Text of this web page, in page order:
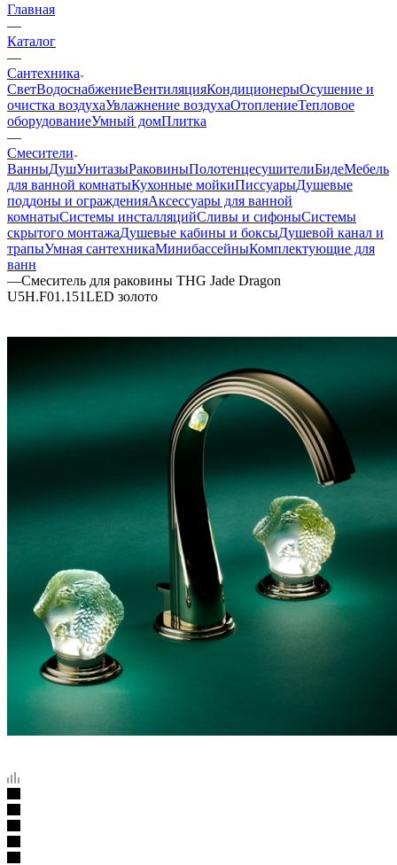
Главная
—
Каталог
—
Сантехника
СветВодоснабжениеВентиляцияКондиционерыОсушение и
очистка воздухаУвлажнение воздухаОтоплениеТепловое
оборудованиеУмный домПлитка
—
Смесители
ВанныДушУнитазыРаковиныПолотенцесушителиБидеМебель
для ванной комнатыКухонные мойкиПиссуарыДушевые
поддоны и огражденияАксессуары для ванной
комнатыСистемы инсталляцийСливы и сифоныСистемы
скрытого монтажаДушевые кабины и боксыДушевой канал и
трапыУмная сантехникаМинибассейныКомплектующие для
ванн
—Смеситель для раковины THG Jade Dragon
U5H.F01.151LED золото